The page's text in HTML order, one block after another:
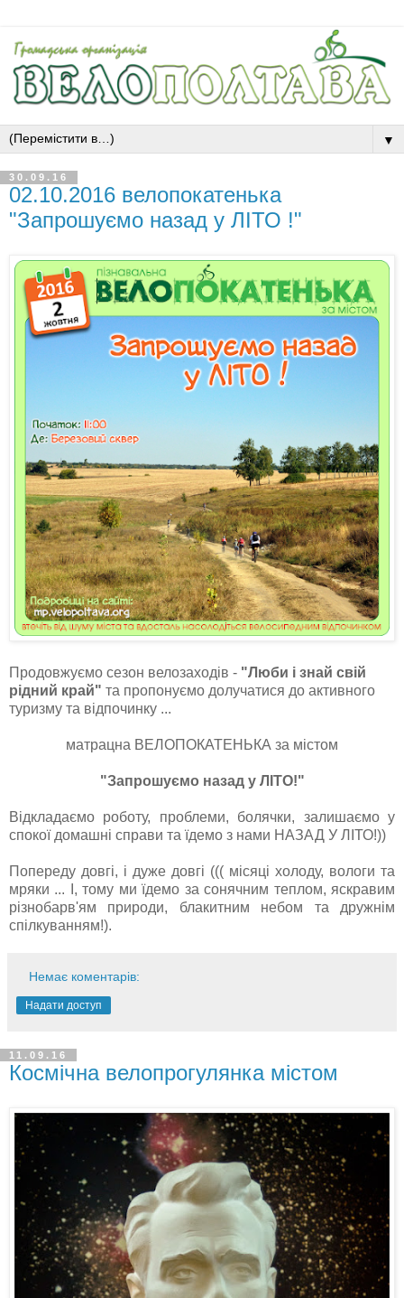
▼
30.09.16
02.10.2016 велопокатенька
"Запрошуємо назад у ЛІТО !"
Продовжуємо сезон велозаходів - "Люби і знай свій
рідний край" та пропонуємо долучатися до активного
туризму та відпочинку ...
матрацна ВЕЛОПОКАТЕНЬКА за містом
"Запрошуємо назад у ЛІТО!"
Відкладаємо роботу, проблеми, болячки, залишаємо у
спокої домашні справи та їдемо з нами НАЗАД У ЛІТО!))
Попереду довгі, і дуже довгі ((( місяці холоду, вологи та
мряки ... І, тому ми їдемо за сонячним теплом, яскравим
різнобарв'ям природи, блакитним небом та дружнім
спілкуванням!).
Немає коментарів:
Надати доступ
11.09.16
Космічна велопрогулянка містом